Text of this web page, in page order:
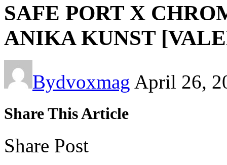
SAFE PORT X
ANIKA KUNST
Bydvoxmag April 26,
Share This Article
Share Post